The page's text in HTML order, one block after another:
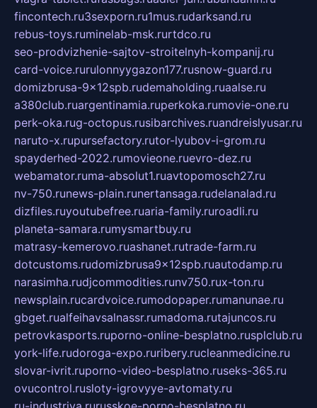
fincontech.ru3sexporn.ru1mus.rudarksand.ru
rebus-toys.ruminelab-msk.rurtdco.ru
seo-prodvizhenie-sajtov-stroitelnyh-kompanij.ru
card-voice.rurulonnyygazon177.rusnow-guard.ru
domizbrusa-9x12spb.rudemaholding.ruaalse.ru
a380club.ruargentinamia.ruperkoka.rumovie-one.ru
perk-oka.rug-octopus.rusibarchives.ruandreislyusar.ru
naruto-x.rupursefactory.rutor-lyubov-i-grom.ru
spayderhed-2022.rumovieone.ruevro-dez.ru
webamator.ruma-absolut1.ruavtopomosch27.ru
nv-750.runews-plain.runertansaga.rudelanalad.ru
dizfiles.ruyoutubefree.ruaria-family.ruroadli.ru
planeta-samara.rumysmartbuy.ru
matrasy-kemerovo.ruashanet.rutrade-farm.ru
dotcustoms.rudomizbrusa9x12spb.ruautodamp.ru
narasimha.rudjcommodities.runv750.rux-ton.ru
newsplain.rucardvoice.rumodopaper.rumanunae.ru
gbget.rualfeihavsalnassr.rumadoma.rutajuncos.ru
petrovkasports.ruporno-online-besplatno.rusplclub.ru
york-life.rudoroga-expo.ruribery.rucleanmedicine.ru
slovar-ivrit.ruporno-video-besplatno.ruseks-365.ru
ovucontrol.rusloty-igrovyye-avtomaty.ru